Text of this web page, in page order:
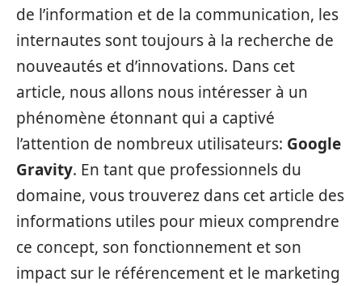
de l’information et de la communication, les
internautes sont toujours à la recherche de
nouveautés et d’innovations. Dans cet
article, nous allons nous intéresser à un
phénomène étonnant qui a captivé
l’attention de nombreux utilisateurs: Google
Gravity. En tant que professionnels du
domaine, vous trouverez dans cet article des
informations utiles pour mieux comprendre
ce concept, son fonctionnement et son
impact sur le référencement et le marketing